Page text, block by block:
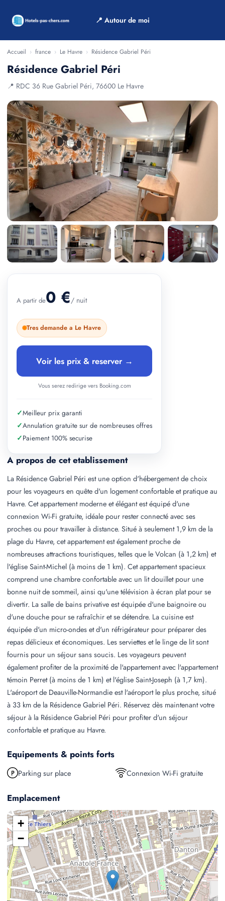
📍 Autour de moi
Accueil › france › Le Havre › Résidence Gabriel Péri
Résidence Gabriel Péri
📍 RDC 36 Rue Gabriel Péri, 76600 Le Havre
A propos de cet etablissement
La Résidence Gabriel Péri est une option d'hébergement de choix
pour les voyageurs en quête d'un logement confortable et pratique au
Havre. Cet appartement moderne et élégant est équipé d'une
connexion Wi-Fi gratuite, idéale pour rester connecté avec ses
proches ou pour travailler à distance. Situé à seulement 1,9 km de la
plage du Havre, cet appartement est également proche de
nombreuses attractions touristiques, telles que le Volcan (à 1,2 km) et
l'église Saint-Michel (à moins de 1 km). Cet appartement spacieux
comprend une chambre confortable avec un lit douillet pour une
bonne nuit de sommeil, ainsi qu'une télévision à écran plat pour se
divertir. La salle de bains privative est équipée d'une baignoire ou
d'une douche pour se rafraîchir et se détendre. La cuisine est
équipée d'un micro-ondes et d'un réfrigérateur pour préparer des
repas délicieux et économiques. Les serviettes et le linge de lit sont
fournis pour un séjour sans soucis. Les voyageurs peuvent
également profiter de la proximité de l'appartement avec l'appartement
témoin Perret (à moins de 1 km) et l'église Saint-Joseph (à 1,7 km).
L'aéroport de Deauville-Normandie est l'aéroport le plus proche, situé
à 33 km de la Résidence Gabriel Péri. Réservez dès maintenant votre
séjour à la Résidence Gabriel Péri pour profiter d'un séjour
confortable et pratique au Havre.
Equipements & points forts
Parking sur place Connexion Wi-Fi gratuite
Emplacement
+
−
A partir de0 €/ nuit
Tres demande a Le Havre
Voir les prix & reserver →
Vous serez redirige vers Booking.com
✓Meilleur prix garanti
✓Annulation gratuite sur de nombreuses offres
✓Paiement 100% securise